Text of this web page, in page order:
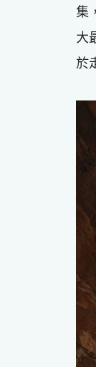
集
大
於